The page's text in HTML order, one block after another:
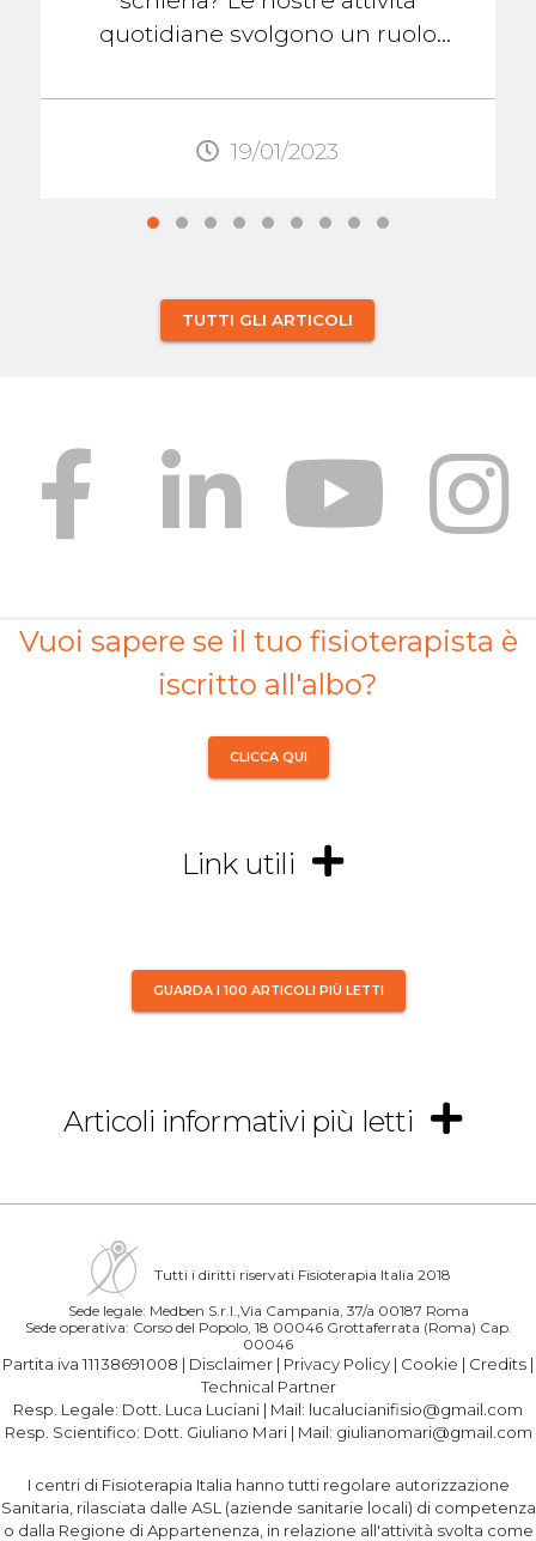
quotidiane svolgono un ruolo
colonna ...
19/01/2023
TUTTI GLI ARTICOLI
Vuoi sapere se il tuo fisioterapista è
iscritto all'albo?
CLICCA QUI
Link utili
GUARDA I 100 ARTICOLI PIÙ LETTI
Articoli informativi più letti
Tutti i diritti riservati Fisioterapia Italia 2018
Sede legale: Medben S.r.l.,Via Campania, 37/a 00187 Roma
Sede operativa: Corso del Popolo, 18 00046 Grottaferrata (Roma) Cap.
00046
Partita iva 11138691008 | Disclaimer | Privacy Policy | Cookie | Credits |
Technical Partner
Resp. Legale: Dott. Luca Luciani | Mail: lucalucianifisio@gmail.com
Resp. Scientifico: Dott. Giuliano Mari| Mail: giulianomari@gmail.com
I centri di Fisioterapia Italia hanno tutti regolare autorizzazione
Sanitaria, rilasciata dalle ASL (aziende sanitarie locali) di competenza
o dalla Regione di Appartenenza, in relazione all'attività svolta come